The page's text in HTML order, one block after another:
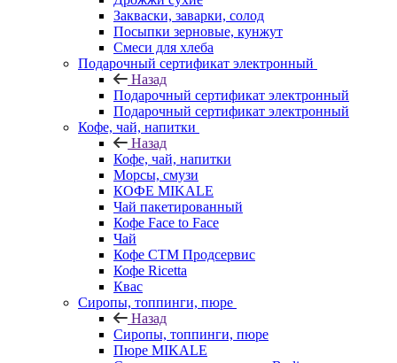
Закваски, заварки, солод
Посыпки зерновые, кунжут
Смеси для хлеба
Подарочный сертификат электронный
Назад
Подарочный сертификат электронный
Подарочный сертификат электронный
Кофе, чай, напитки
Назад
Кофе, чай, напитки
Морсы, смузи
КОФЕ MIKALE
Чай пакетированный
Кофе Face to Face
Чай
Кофе СТМ Продсервис
Кофе Ricetta
Квас
Сиропы, топпинги, пюре
Назад
Сиропы, топпинги, пюре
Пюре MIKALE